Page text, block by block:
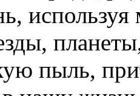
пыль,